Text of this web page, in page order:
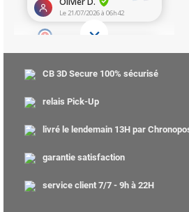
CB 3D Secure 100% sécurisé
relais Pick-Up
livré le lendemain 13H par
garantie satisfaction
service client 7/7 - 9h à 22H